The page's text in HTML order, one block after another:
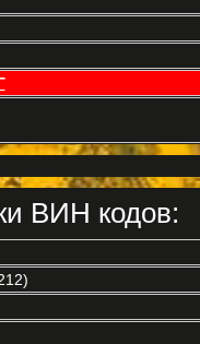
ВИН кодов: